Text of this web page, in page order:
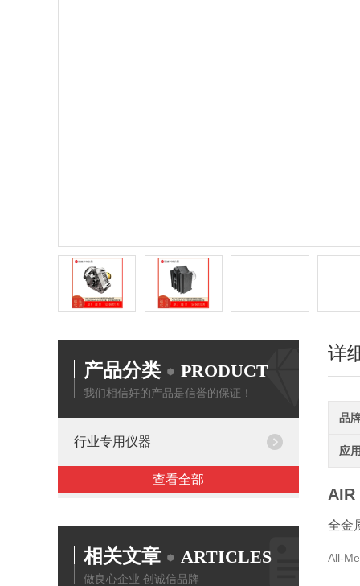
产品分类 PRODUCT
我们相信好的产品是信誉的保证！
行业专用仪器
查看全部
相关文章 ARTICLES
做良心企业 创诚信品牌
详
品
应
AIR
全金
All-